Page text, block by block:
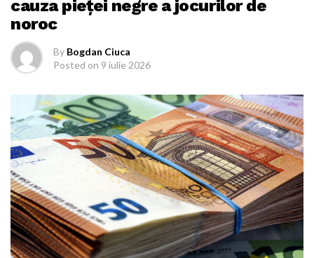
cauza pieţei negre a jocurilor de
noroc
By Bogdan Ciuca
Posted on 9 iulie 2026